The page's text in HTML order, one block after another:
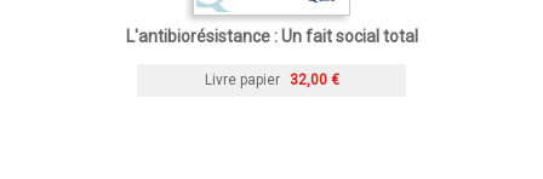
L'antibiorésistance : Un fait social total
Livre papier 32,00 €